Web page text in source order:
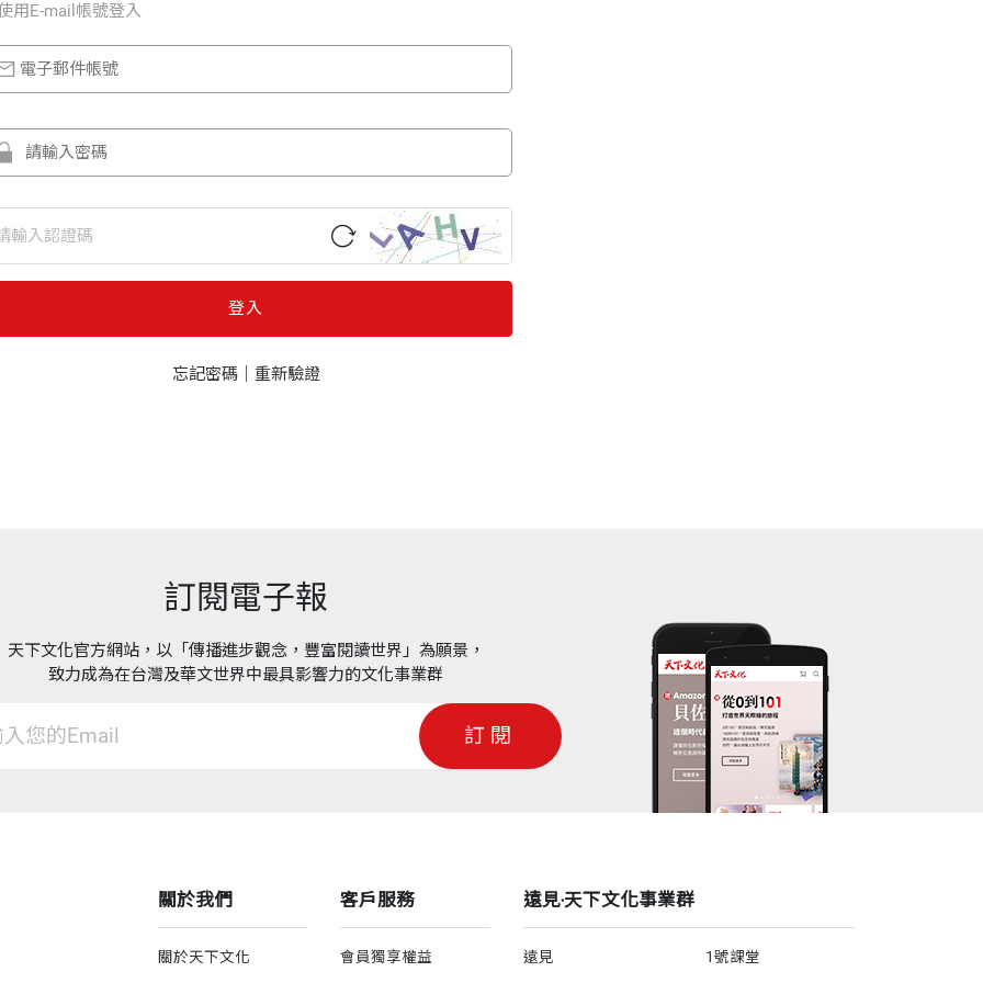
⽤E-mail帳號登入
登入
忘記密碼｜ 重新驗證
訂閱電子報
天下文化官方網站，以「傳播進步觀念，豐富閱讀世界」為願景，
致力成為在台灣及華文世界中最具影響力的文化事業群
訂閱
關於我們
關於天下文化
客戶服務
會員獨享權益
遠見‧天下文化事業群
遠見
1號課堂